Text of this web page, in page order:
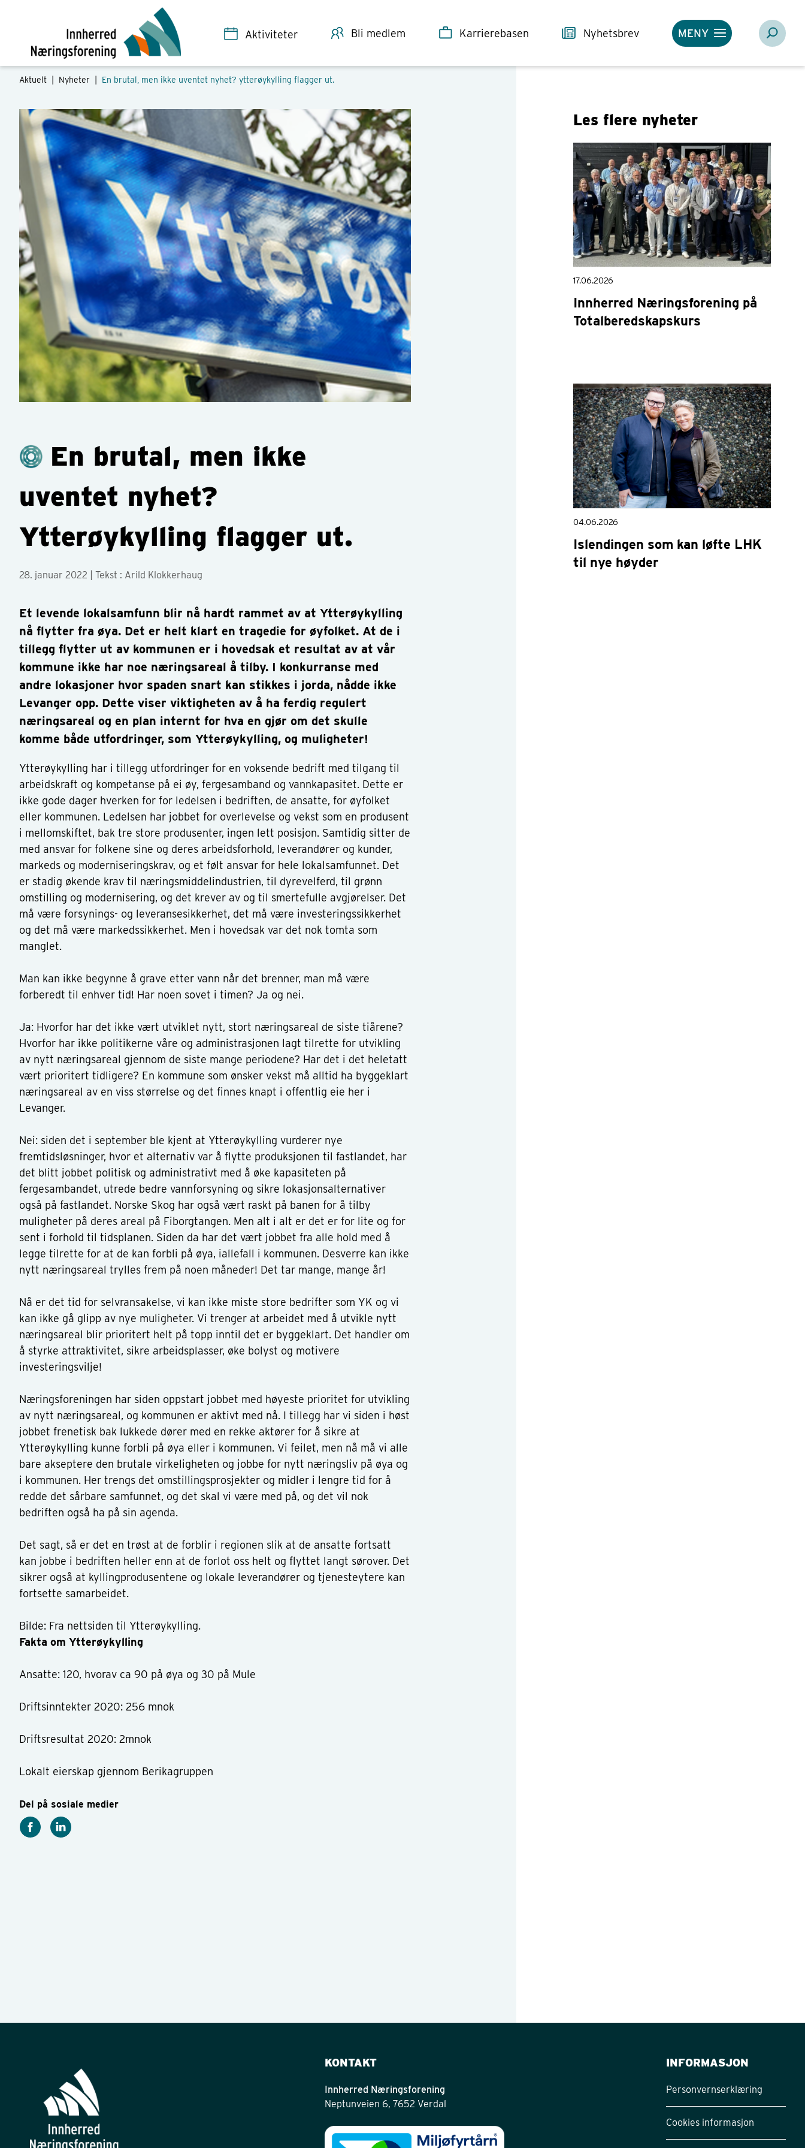
Aktiviteter Bli medlem Karrierebasen Nyhetsbrev MENY
Aktuelt | Nyheter En brutal, men ikke uventet nyhet? ytterøykylling flagger ut.
En brutal, men ikke
uventet nyhet?
Ytterøykylling flagger ut.
28. januar 2022 | Tekst : Arild Klokkerhaug
Et levende lokalsamfunn blir nå hardt rammet av at Ytterøykylling
nå flytter fra øya. Det er helt klart en tragedie for øyfolket. At de i
tillegg flytter ut av kommunen er i hovedsak et resultat av at vår
kommune ikke har noe næringsareal å tilby. I konkurranse med
andre lokasjoner hvor spaden snart kan stikkes i jorda, nådde ikke
Levanger opp. Dette viser viktigheten av å ha ferdig regulert
næringsareal og en plan internt for hva en gjør om det skulle
komme både utfordringer, som Ytterøykylling, og muligheter!
Ytterøykylling har i tillegg utfordringer for en voksende bedrift med tilgang til
arbeidskraft og kompetanse på ei øy, fergesamband og vannkapasitet. Dette er
ikke gode dager hverken for for ledelsen i bedriften, de ansatte, for øyfolket
eller kommunen. Ledelsen har jobbet for overlevelse og vekst som en produsent
i mellomskiftet, bak tre store produsenter, ingen lett posisjon. Samtidig sitter de
med ansvar for folkene sine og deres arbeidsforhold, leverandører og kunder,
markeds og moderniseringskrav, og et følt ansvar for hele lokalsamfunnet. Det
er stadig økende krav til næringsmiddelindustrien, til dyrevelferd, til grønn
omstilling og modernisering, og det krever av og til smertefulle avgjørelser. Det
må være forsynings- og leveransesikkerhet, det må være investeringssikkerhet
og det må være markedssikkerhet. Men i hovedsak var det nok tomta som
manglet.
Man kan ikke begynne å grave etter vann når det brenner, man må være
forberedt til enhver tid! Har noen sovet i timen? Ja og nei.
Ja: Hvorfor har det ikke vært utviklet nytt, stort næringsareal de siste tiårene?
Hvorfor har ikke politikerne våre og administrasjonen lagt tilrette for utvikling
av nytt næringsareal gjennom de siste mange periodene? Har det i det heletatt
vært prioritert tidligere? En kommune som ønsker vekst må alltid ha byggeklart
næringsareal av en viss størrelse og det finnes knapt i offentlig eie her i
Levanger.
Nei: siden det i september ble kjent at Ytterøykylling vurderer nye
fremtidsløsninger, hvor et alternativ var å flytte produksjonen til fastlandet, har
det blitt jobbet politisk og administrativt med å øke kapasiteten på
fergesambandet, utrede bedre vannforsyning og sikre lokasjonsalternativer
også på fastlandet. Norske Skog har også vært raskt på banen for å tilby
muligheter på deres areal på Fiborgtangen. Men alt i alt er det er for lite og for
sent i forhold til tidsplanen. Siden da har det vært jobbet fra alle hold med å
legge tilrette for at de kan forbli på øya, iallefall i kommunen. Desverre kan ikke
nytt næringsareal trylles frem på noen måneder! Det tar mange, mange år!
Nå er det tid for selvransakelse, vi kan ikke miste store bedrifter som YK og vi
kan ikke gå glipp av nye muligheter. Vi trenger at arbeidet med å utvikle nytt
næringsareal blir prioritert helt på topp inntil det er byggeklart. Det handler om
å styrke attraktivitet, sikre arbeidsplasser, øke bolyst og motivere
investeringsvilje!
Næringsforeningen har siden oppstart jobbet med høyeste prioritet for utvikling
av nytt næringsareal, og kommunen er aktivt med nå. I tillegg har vi siden i høst
jobbet frenetisk bak lukkede dører med en rekke aktører for å sikre at
Ytterøykylling kunne forbli på øya eller i kommunen. Vi feilet, men nå må vi alle
bare akseptere den brutale virkeligheten og jobbe for nytt næringsliv på øya og
i kommunen. Her trengs det omstillingsprosjekter og midler i lengre tid for å
redde det sårbare samfunnet, og det skal vi være med på, og det vil nok
bedriften også ha på sin agenda.
Det sagt, så er det en trøst at de forblir i regionen slik at de ansatte fortsatt
kan jobbe i bedriften heller enn at de forlot oss helt og flyttet langt sørover. Det
sikrer også at kyllingprodusentene og lokale leverandører og tjenesteytere kan
fortsette samarbeidet.
Bilde: Fra nettsiden til Ytterøykylling.
Fakta om Ytterøykylling
Ansatte: 120, hvorav ca 90 på øya og 30 på Mule
Driftsinntekter 2020: 256 mnok
Driftsresultat 2020: 2mnok
Lokalt eierskap gjennom Berikagruppen
Del på sosiale medier
Les flere nyheter
17.06.2026
Innherred Næringsforening på
Totalberedskapskurs
04.06.2026
Islendingen som kan løfte LHK
til nye høyder
KONTAKT
Innherred Næringsforening
Neptunveien 6, 7652 Verdal
INFORMASJON
Personvernserklæring
Cookies informasjon